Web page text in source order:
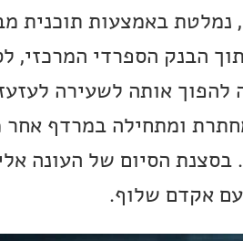
נמלטת באמצעות תוכנית
הבנק הספרדי המרכזי,
להפוך אותה לשעירה
ומתחילה במרדף
הסיום של העונה
אקדם שלוף.